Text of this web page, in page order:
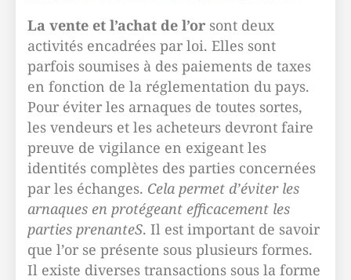
La vente et l’achat de l’or sont deux
activités encadrées par loi. Elles sont
parfois soumises à des paiements de taxes
en fonction de la réglementation du pays.
Pour éviter les arnaques de toutes sortes,
les vendeurs et les acheteurs devront faire
preuve de vigilance en exigeant les
identités complètes des parties concernées
par les échanges. Cela permet d’éviter les
arnaques en protégeant efficacement les
parties prenanteS. Il est important de savoir
que l’or se présente sous plusieurs formes.
Il existe diverses transactions sous la forme